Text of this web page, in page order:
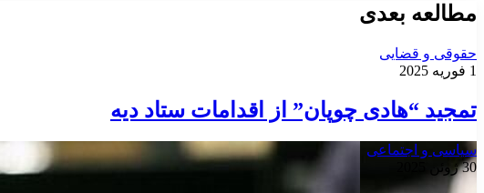
مطالعه بعدی
حقوقی و قضایی
1 فوریه 2025
تمجید “هادی چوپان” از اقدامات ستاد دیه
سیاسی و اجتماعی
30 ژوئن 2025